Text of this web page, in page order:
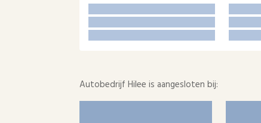
Autobedrijf Hilee is aangesloten bij: